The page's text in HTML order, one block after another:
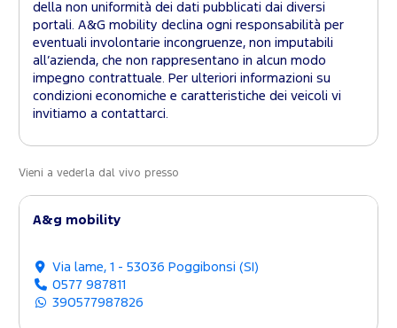
della non uniformità dei dati pubblicati dai diversi
portali. A&G mobility declina ogni responsabilità per
eventuali involontarie incongruenze, non imputabili
all’azienda, che non rappresentano in alcun modo
impegno contrattuale. Per ulteriori informazioni su
condizioni economiche e caratteristiche dei veicoli vi
invitiamo a contattarci.
Vieni a vederla dal vivo presso
A&g mobility
Via lame, 1 - 53036 Poggibonsi (SI)
0577 987811
390577987826